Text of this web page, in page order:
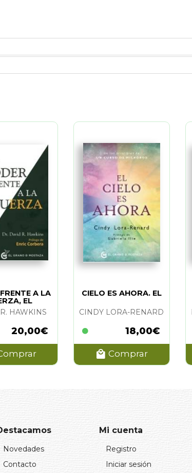
A LA
EL
HAWKINS
20,00€
CIELO ES AHORA. EL
CINDY LORA-RENARD
18,00€
Comprar
Novedades
Contacto
Mi cuenta
Registro
Iniciar sesión